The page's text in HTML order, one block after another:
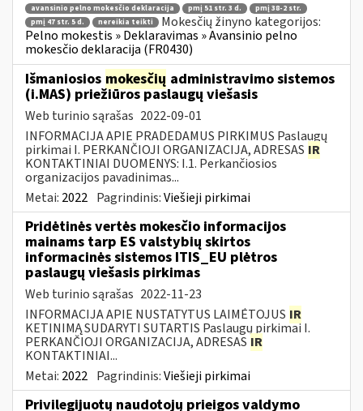
avansinio pelno mokesčio deklaracija pmį 51 str. 3 d.
pmį 38-2 str.
pmį 47 str. 5 d.
nereikia teikti
Mokesčių žinyno kategorijos:
Pelno mokestis » Deklaravimas » Avansinio pelno
mokesčio deklaracija (FR0430)
Išmaniosios mokesčių administravimo sistemos
(i.MAS) priežiūros paslaugų viešasis
Web turinio sąrašas 2022-09-01
INFORMACIJA APIE PRADEDAMUS PIRKIMUS Paslaugų
pirkimai I. PERKANČIOJI ORGANIZACIJA, ADRESAS IR
KONTAKTINIAI DUOMENYS: I.1. Perkančiosios
organizacijos pavadinimas...
Metai: 2022 Pagrindinis:Viešieji pirkimai
Pridėtinės vertės mokesčio informacijos
mainams tarp ES valstybių skirtos
informacinės sistemos ITIS_EU plėtros
paslaugų viešasis pirkimas
Web turinio sąrašas 2022-11-23
INFORMACIJA APIE NUSTATYTUS LAIMĖTOJUS IR
KETINIMĄ SUDARYTI SUTARTIS Paslaugų pirkimai I.
PERKANČIOJI ORGANIZACIJA, ADRESAS IR
KONTAKTINIAI...
Metai: 2022 Pagrindinis:Viešieji pirkimai
Privilegijuotų naudotojų prieigos valdymo